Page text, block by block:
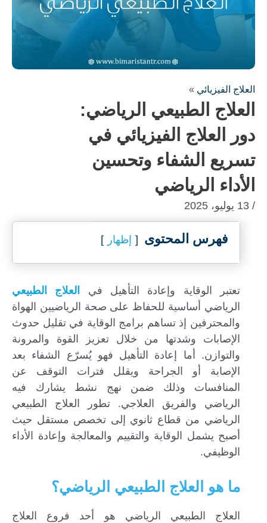
العلاج الفيزيائي »
العلاج الطبيعي الرياضي:
دور العلاج الفيزيائي في
تسريع الشفاء وتحسين
الأداء الرياضي
/ 13 يوليو، 2025
فهرس المحتوى إظهار
تعتبر الوقاية وإعادة التأهيل في
العلاج الطبيعي
الرياضي أساسية للحفاظ على صحة الرياضيين الهواة
والمحترفين إذ تساهم برامج الوقاية في تقليل حدوث
الإصابات وشدتها من خلال تعزيز القوة والمرونة
والتوازن. أما إعادة التأهيل فهو يُسرّع الشفاء بعد
الإصابة أو الجراحة ويقلل فترات التوقف عن
المنافسات وذلك ضمن نهج نشط يشارك فيه
الرياضي والفريق العلاجي. تطور العلاج الطبيعي
الرياضي من قطاع ثانوي إلى تخصص مستقل حيث
أصبح يشمل الوقاية والتقييم والمعالجة وإعادة الأداء
الوظيفي.
ما هو العلاج الطبيعي الرياضي؟
العلاج الطبيعي الرياضي هو أحد فروع العلاج